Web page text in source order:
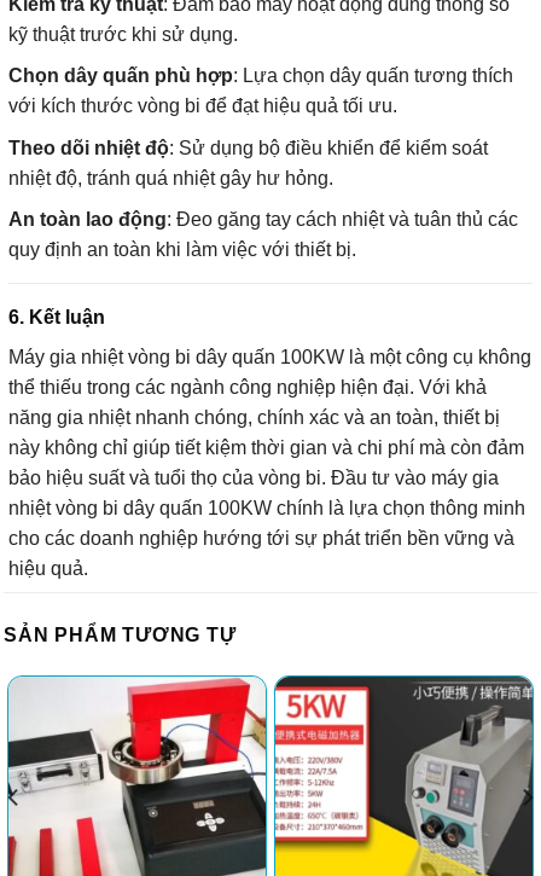
kỹ thuật trước khi sử dụng.
Chọn dây quấn phù hợp: Lựa chọn dây quấn tương thích
với kích thước vòng bi để đạt hiệu quả tối ưu.
Theo dõi nhiệt độ: Sử dụng bộ điều khiển để kiểm soát
nhiệt độ, tránh quá nhiệt gây hư hỏng.
An toàn lao động: Đeo găng tay cách nhiệt và tuân thủ các
quy định an toàn khi làm việc với thiết bị.
6. Kết luận
Máy gia nhiệt vòng bi dây quấn 100KW là một công cụ không
thể thiếu trong các ngành công nghiệp hiện đại. Với khả
năng gia nhiệt nhanh chóng, chính xác và an toàn, thiết bị
này không chỉ giúp tiết kiệm thời gian và chi phí mà còn đảm
bảo hiệu suất và tuổi thọ của vòng bi. Đầu tư vào máy gia
nhiệt vòng bi dây quấn 100KW chính là lựa chọn thông minh
cho các doanh nghiệp hướng tới sự phát triển bền vững và
hiệu quả.
SẢN PHẨM TƯƠNG TỰ